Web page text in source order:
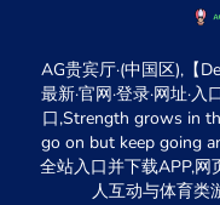
AG贵宾厅·(中国区),【
最新·官网·登录·网址·
口,Strength grows in
go on but keep going
全站入口并下载APP,
人互动与体育类